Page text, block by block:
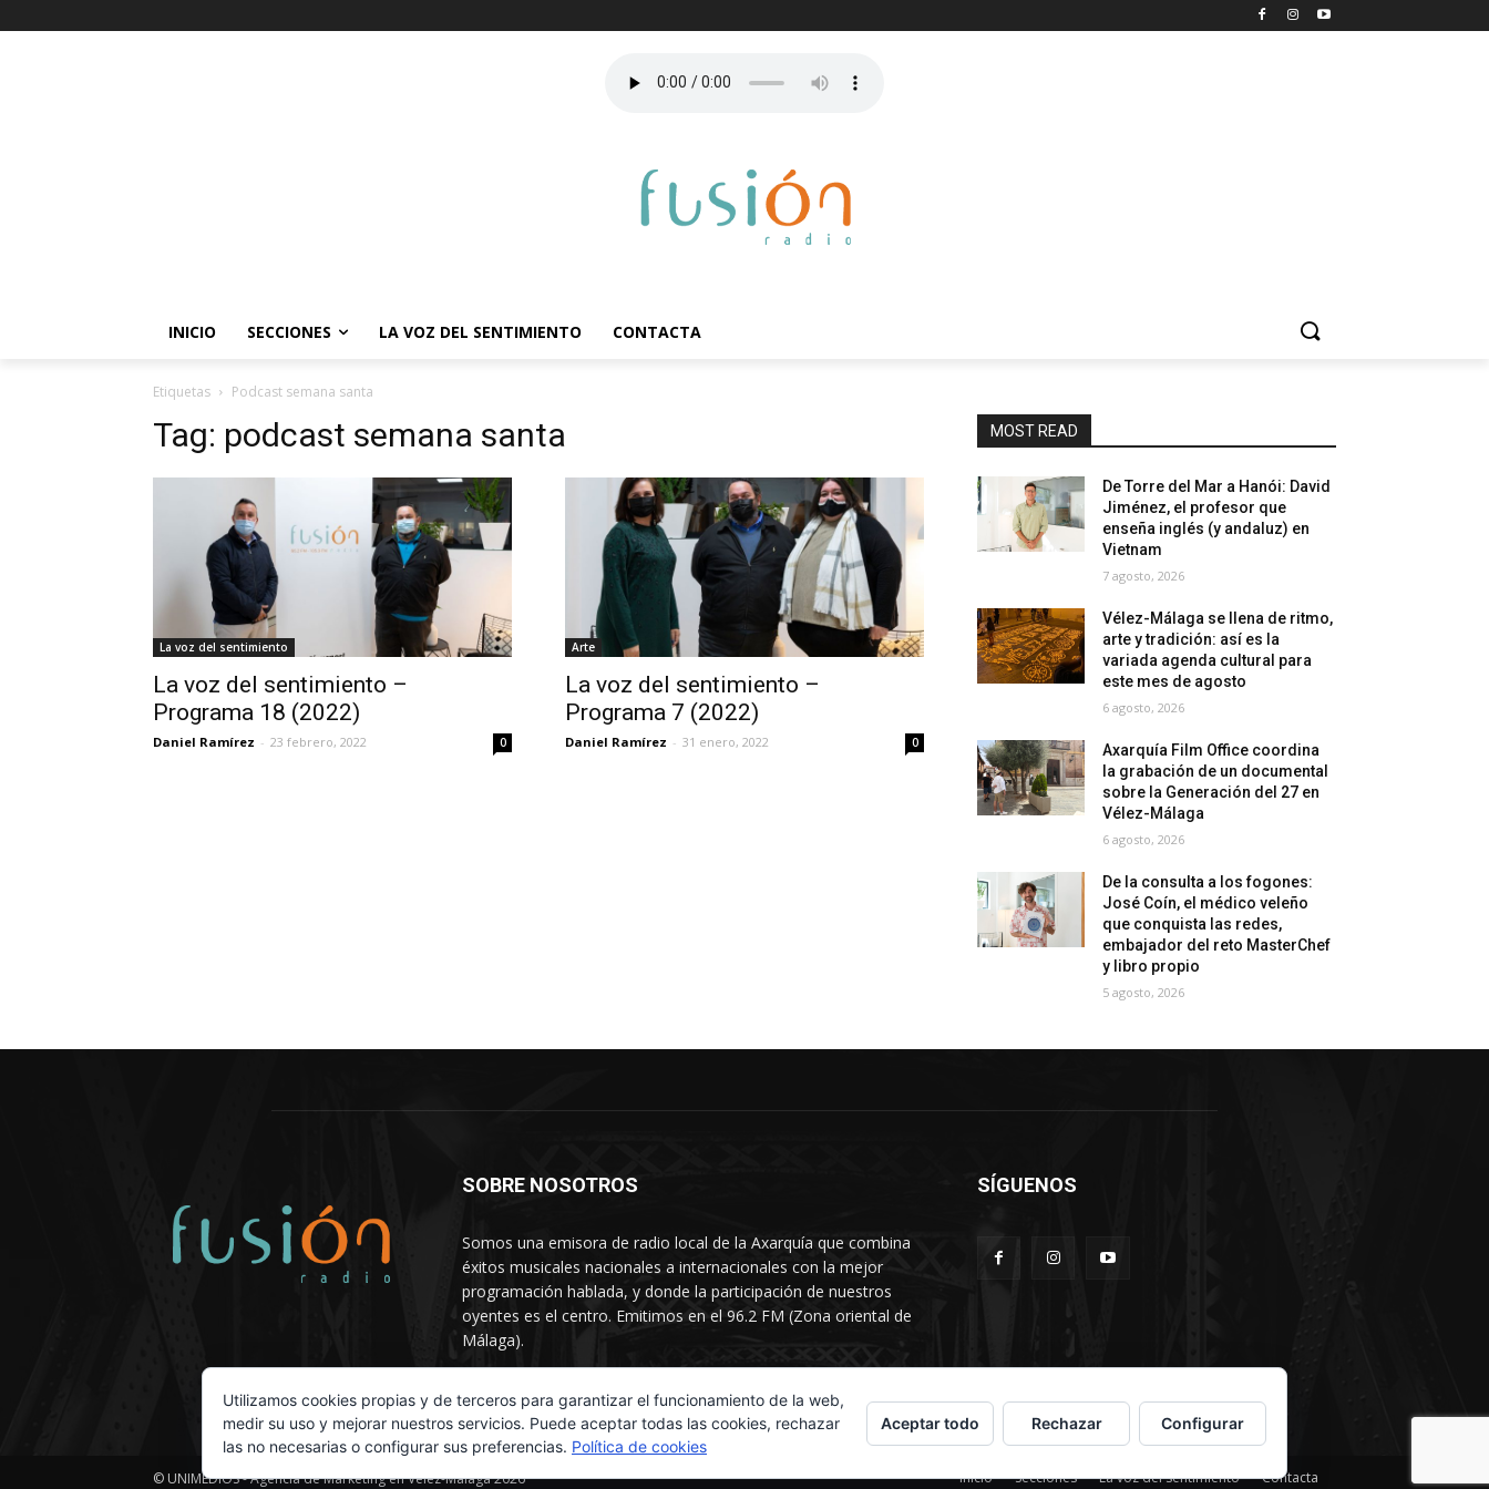
INICIO SECCIONES LA VOZ DEL SENTIMIENTO CONTACTA
Etiquetas Podcast semana santa
Tag: podcast semana santa
La voz del sentimiento
La voz del sentimiento –
Programa 18 (2022)
Daniel Ramírez - 23 febrero, 2022 0
Arte
La voz del sentimiento –
Programa 7 (2022)
Daniel Ramírez - 31 enero, 2022 0
MOST READ
De Torre del Mar a Hanói: David
Jiménez, el profesor que
enseña inglés (y andaluz) en
Vietnam
7 agosto, 2026
Vélez-Málaga se llena de ritmo,
arte y tradición: así es la
variada agenda cultural para
este mes de agosto
6 agosto, 2026
Axarquía Film Office coordina
la grabación de un documental
sobre la Generación del 27 en
Vélez-Málaga
6 agosto, 2026
De la consulta a los fogones:
José Coín, el médico veleño
que conquista las redes,
embajador del reto MasterChef
y libro propio
5 agosto, 2026
SOBRE NOSOTROS
Somos una emisora de radio local de la Axarquía que combina
éxitos musicales nacionales a internacionales con la mejor
programación hablada, y donde la participación de nuestros
oyentes es el centro. Emitimos en el 96.2 FM (Zona oriental de
Málaga).
SÍGUENOS
© UNIMEDIOS - Agencia de Marketing en Vélez-Málaga 2026 Inicio Secciones La voz del sentimiento Contacta
Utilizamos cookies propias y de terceros para garantizar el funcionamiento de la web,
medir su uso y mejorar nuestros servicios. Puede aceptar todas las cookies, rechazar
las no necesarias o configurar sus preferencias. Política de cookies
Aceptar todo Rechazar Configurar